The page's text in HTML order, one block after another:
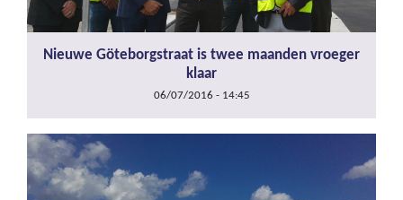
Nieuwe Göteborgstraat is twee maanden vroeger
klaar
06/07/2016 - 14:45